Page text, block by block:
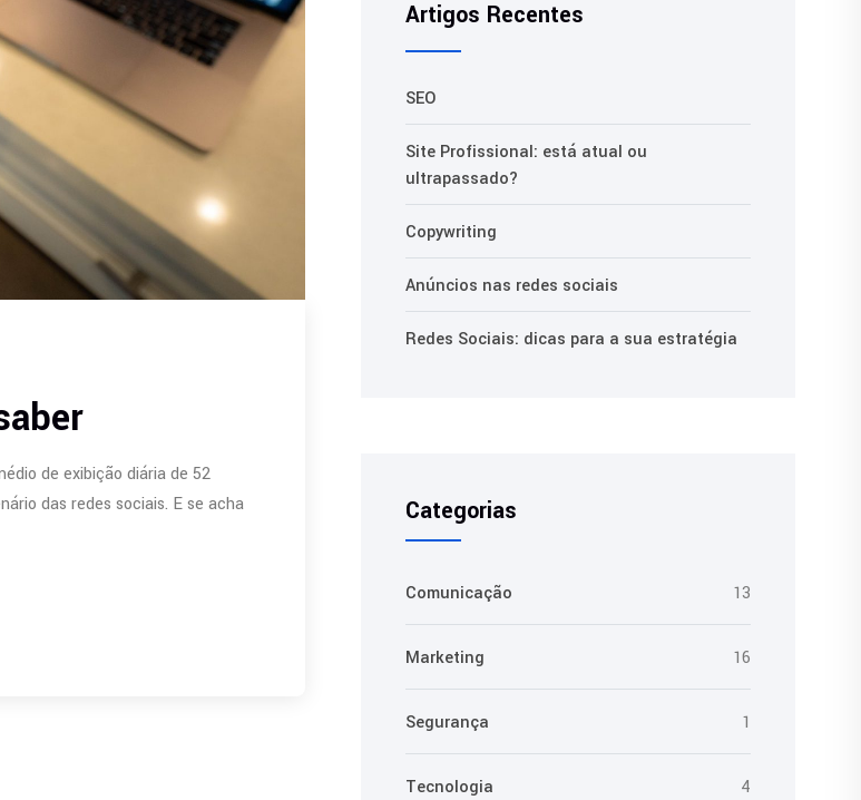
de exibição diária de 52
das redes sociais. E se acha
Artigos Recentes
SEO
Site Profissional: está atual ou
ultrapassado?
Copywriting
Anúncios nas redes sociais
Redes Sociais: dicas para a sua estratégia
Categorias
Comunicação 13
Marketing 16
Segurança 1
Tecnologia 4